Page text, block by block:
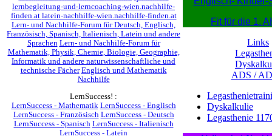
lernbegleitung-und-lerncoaching-wien.nachhilfe-
finden.at latein-nachhilfe-wien.nachhilfe-finden.at
Lern- und Nachhilfe-Forum für Deutsch, Englisch,
Französisch, Spanisch, Italienisch, Latein und andere
Sprachen Lern- und Nachhilfe-Forum für
Mathematik, Physik, Chemie, Biologie, Geographie,
Informatik und andere naturwissenschaftliche und
technische Fächer Englisch und Mathematik
Nachhilfe
LernSuccess! :
LernSuccess - Mathematik LernSuccess - Englisch
LernSuccess - Französisch LernSuccess - Deutsch
LernSuccess - Spanisch LernSuccess - Italienisch
LernSuccess - Latein
Fit für die 1.
Links
ADS /
Dyskalkulie
Legasthenie